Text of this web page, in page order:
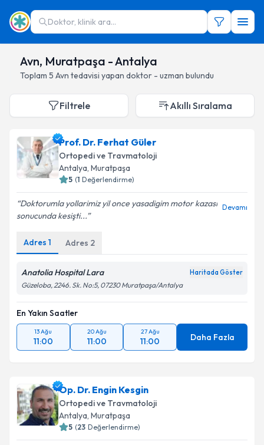
Doktor, klinik ara...
Avn, Muratpaşa - Antalya
Toplam 5 Avn tedavisi yapan doktor - uzman bulundu
Filtrele Akıllı Sıralama
Prof. Dr. Ferhat Güler
Ortopedi ve Travmatoloji
Antalya, Muratpaşa
5 (1 Değerlendirme)
Doktorumla yollarimiz yil once yasadigim motor kazasi
sonucunda kesişti...
Devamı
Adres 1 Adres 2
Anatolia Hospital Lara Haritada Göster
Güzeloba, 2246. Sk. No:5, 07230 Muratpaşa/Antalya
En Yakın Saatler
13 Ağu
11:00
20 Ağu
11:00
27 Ağu
11:00 Daha Fazla
Op. Dr. Engin Kesgin
Ortopedi ve Travmatoloji
Antalya, Muratpaşa
5 (23 Değerlendirme)